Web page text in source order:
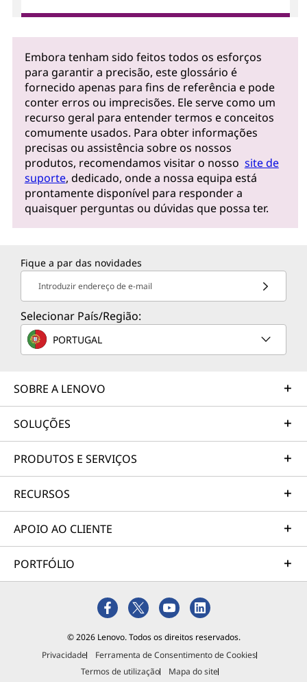
Embora tenham sido feitos todos os esforços
para garantir a precisão, este glossário é
fornecido apenas para fins de referência e pode
conter erros ou imprecisões. Ele serve como um
recurso geral para entender termos e conceitos
comumente usados. Para obter informações
precisas ou assistência sobre os nossos
produtos, recomendamos visitar o nosso site de
suporte, dedicado, onde a nossa equipa está
prontamente disponível para responder a
quaisquer perguntas ou dúvidas que possa ter.
Fique a par das novidades
Introduzir endereço de e-mail
Selecionar País/Região:
PORTUGAL
SOBRE A LENOVO
SOLUÇÕES
PRODUTOS E SERVIÇOS
RECURSOS
APOIO AO CLIENTE
PORTFÓLIO
© 2026 Lenovo. Todos os direitos reservados.
Privacidade
Ferramenta de Consentimento de Cookies
Termos de utilização
Mapa do site